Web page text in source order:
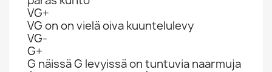
VG+
VG on on vielä oiva kuuntelulevy
VG-
G+
G näissä G levyissä on tuntuvia naarmuja